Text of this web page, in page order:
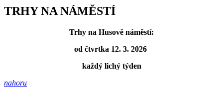
TRHY NA NÁMĚSTÍ
Trhy na Husově náměstí:
od čtvrtka 12. 3. 2026
každý lichý týden
nahoru